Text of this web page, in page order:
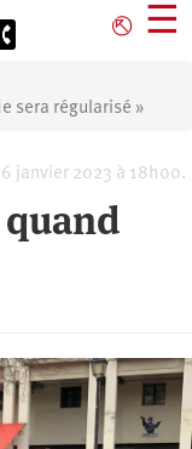
⎋ ☰
sera régularisé »
janvier 2023 à 18h00.
quand